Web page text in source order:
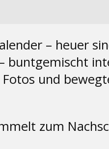
– heuer
und
zum